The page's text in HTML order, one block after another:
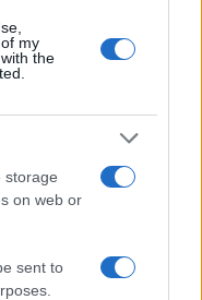
my
the
storage
on web or
sent to